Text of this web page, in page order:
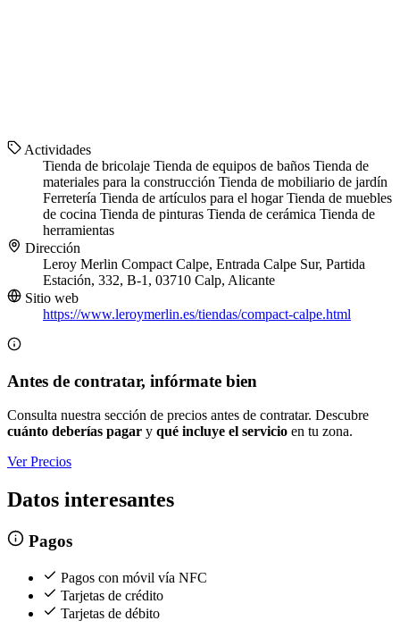
Actividades
Tienda de bricolaje Tienda de equipos de baños Tienda de
materiales para la construcción Tienda de mobiliario de jardín
Ferretería Tienda de artículos para el hogarTienda de muebles
de cocina Tienda de pinturas Tienda de cerámica Tienda de
herramientas
Dirección
Leroy Merlin Compact Calpe, Entrada Calpe Sur, Partida
Estación, 332, B-1, 03710 Calp, Alicante
Sitio web
https://www.leroymerlin.es/tiendas/compact-calpe.html
Antes de contratar, infórmate bien
Consulta nuestra sección de precios antes de contratar. Descubre
cuánto deberías pagar y qué incluye el servicio en tu zona.
Ver Precios
Datos interesantes
Pagos
Pagos con móvil vía NFC
Tarjetas de crédito
Tarjetas de débito